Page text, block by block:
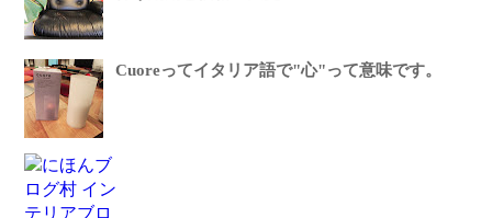
Cuoreってイタリア語で"心"って意味です。